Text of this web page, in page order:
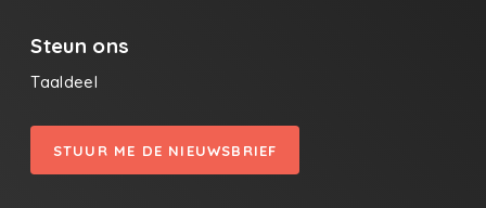
Steun ons
Taaldeel
STUUR ME DE NIEUWSBRIEF